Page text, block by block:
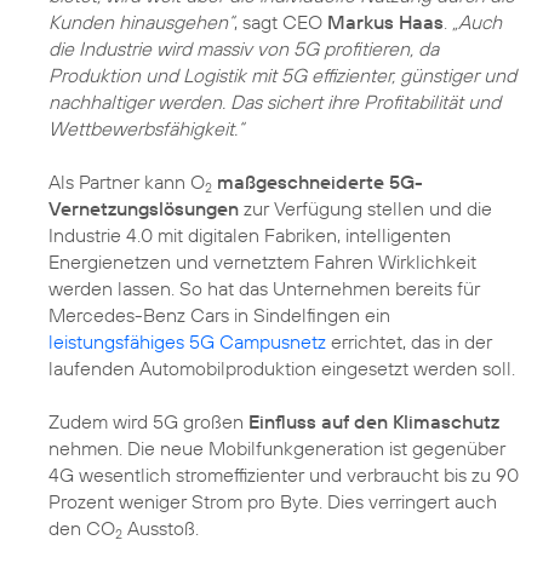
Kunden hinausgehen“, sagt CEO Markus Haas
„Auch
die Industrie wird massiv von 5G profitieren, da
Produktion und Logistik mit 5G effizienter, günstiger und
nachhaltiger werden. Das sichert ihre Profitabilität und
Wettbewerbsfähigkeit.“
Als Partner kann O2 maßgeschneiderte 5G-
Vernetzungslösungen zur Verfügung stellen und die
Industrie 4.0 mit digitalen Fabriken, intelligenten
Energienetzen und vernetztem Fahren Wirklichkeit
werden lassen. So hat das Unternehmen bereits für
Mercedes-Benz Cars in Sindelfingen ein
leistungsfähiges 5G Campusnetz errichtet, das in der
laufenden Automobilproduktion eingesetzt werden soll.
Zudem wird 5G großen Einfluss auf den Klimaschutz
nehmen. Die neue Mobilfunkgeneration ist gegenüber
4G wesentlich stromeffizienter und verbraucht bis zu 90
Prozent weniger Strom pro Byte. Dies verringert auch
den CO2 Ausstoß.